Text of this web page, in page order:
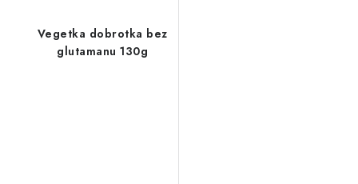
Vegetka dobrotka bez
glutamanu 130g